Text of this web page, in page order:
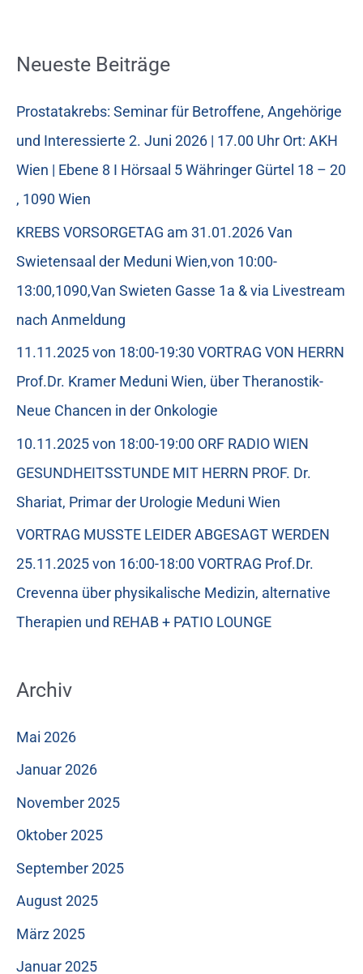
Neueste Beiträge
Prostatakrebs: Seminar für Betroffene, Angehörige
und Interessierte 2. Juni 2026 | 17.00 Uhr Ort: AKH
Wien | Ebene 8 I Hörsaal 5 Währinger Gürtel 18 – 20
, 1090 Wien
KREBS VORSORGETAG am 31.01.2026 Van
Swietensaal der Meduni Wien,von 10:00-
13:00,1090,Van Swieten Gasse 1a & via Livestream
nach Anmeldung
11.11.2025 von 18:00-19:30 VORTRAG VON HERRN
Prof.Dr. Kramer Meduni Wien, über Theranostik-
Neue Chancen in der Onkologie
10.11.2025 von 18:00-19:00 ORF RADIO WIEN
GESUNDHEITSSTUNDE MIT HERRN PROF. Dr.
Shariat, Primar der Urologie Meduni Wien
VORTRAG MUSSTE LEIDER ABGESAGT WERDEN
25.11.2025 von 16:00-18:00 VORTRAG Prof.Dr.
Crevenna über physikalische Medizin, alternative
Therapien und REHAB + PATIO LOUNGE
Archiv
Mai 2026
Januar 2026
November 2025
Oktober 2025
September 2025
August 2025
März 2025
Januar 2025